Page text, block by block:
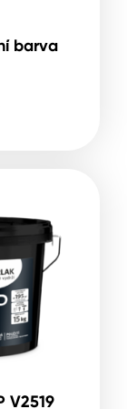
barva
V2519